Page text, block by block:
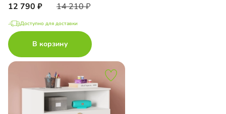
12 790 14 210
Доступно для доставки
В корзину